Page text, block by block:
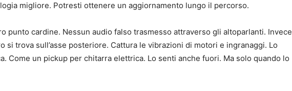
migliore. Potresti ottenere un aggiornamento lungo il percorso.
punto cardine. Nessun audio falso trasmesso attraverso gli altoparlanti. Invece
si trova sull’asse posteriore. Cattura le vibrazioni di motori e ingranaggi. Lo
Come un pickup per chitarra elettrica. Lo senti anche fuori. Ma solo quando lo